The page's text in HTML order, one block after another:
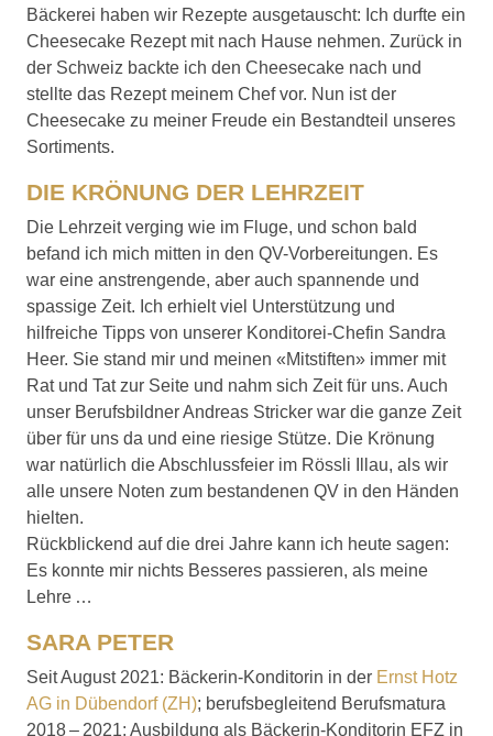
Bäckerei haben wir Rezepte ausgetauscht: Ich durfte ein
Cheesecake Rezept mit nach Hause nehmen. Zurück in
der Schweiz backte ich den Cheesecake nach und
stellte das Rezept meinem Chef vor. Nun ist der
Cheesecake zu meiner Freude ein Bestandteil unseres
Sortiments.
DIE KRÖNUNG DER LEHRZEIT
Die Lehrzeit verging wie im Fluge, und schon bald
befand ich mich mitten in den QV-Vorbereitungen. Es
war eine anstrengende, aber auch spannende und
spassige Zeit. Ich erhielt viel Unterstützung und
hilfreiche Tipps von unserer Konditorei-Chefin Sandra
Heer. Sie stand mir und meinen «Mitstiften» immer mit
Rat und Tat zur Seite und nahm sich Zeit für uns. Auch
unser Berufsbildner Andreas Stricker war die ganze Zeit
über für uns da und eine riesige Stütze. Die Krönung
war natürlich die Abschlussfeier im Rössli Illau, als wir
alle unsere Noten zum bestandenen QV in den Händen
hielten.
Rückblickend auf die drei Jahre kann ich heute sagen:
Es konnte mir nichts Besseres passieren, als meine
Lehre …
SARA PETER
Seit August 2021: Bäckerin-Konditorin in der Ernst Hotz
AG in Dübendorf (ZH); berufsbegleitend Berufsmatura
2018 – 2021: Ausbildung als Bäckerin-Konditorin EFZ in